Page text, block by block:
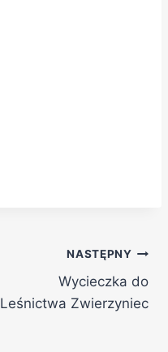
NASTĘPNY
Wycieczka do
Leśnictwa Zwierzyniec